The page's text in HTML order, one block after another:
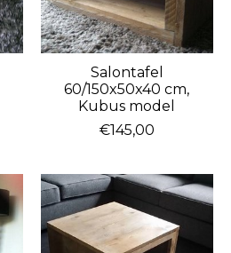
Salontafel
60/150x50x40 cm,
Kubus model
€145,00